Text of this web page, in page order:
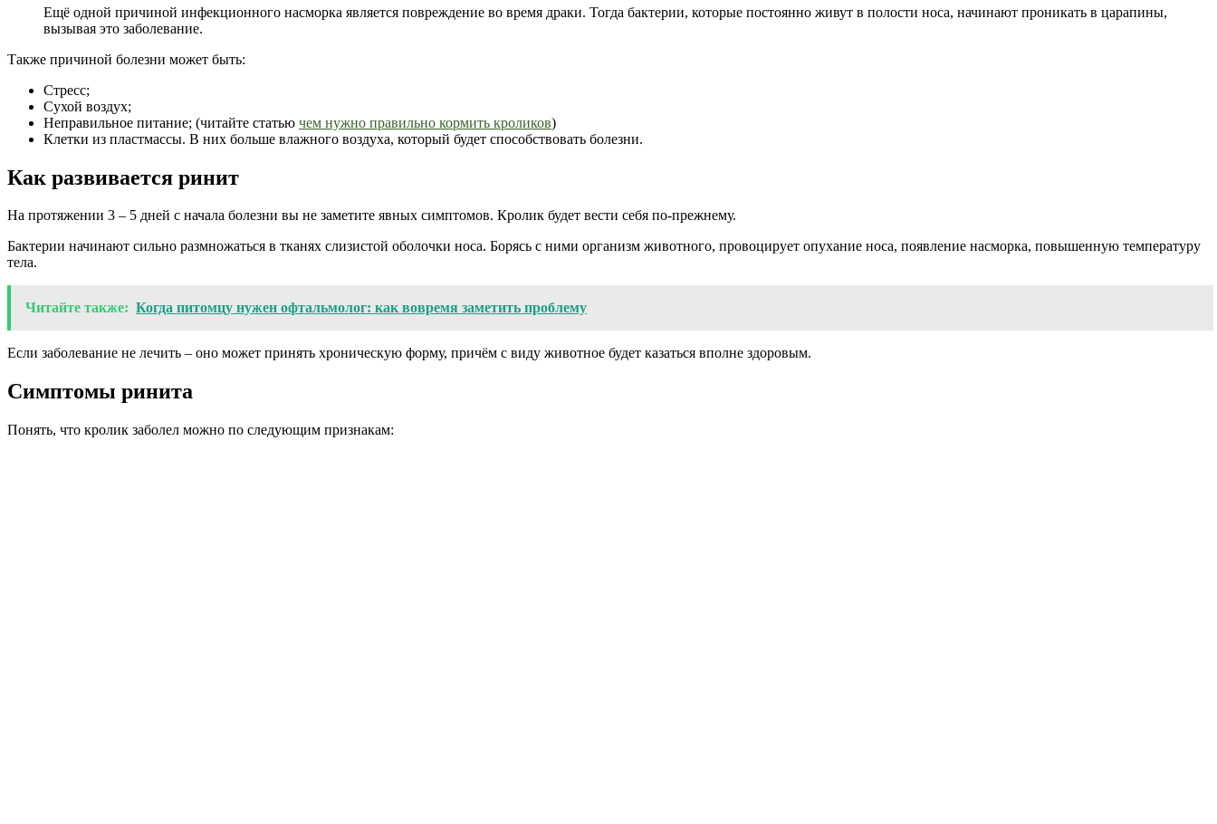
Ещё одной причиной инфекционного насморка является повреждение во время драки. Тогда бактерии, которые постоянно живут в полости носа, начинают проникать в царапины,
вызывая это заболевание.
Также причиной болезни может быть:
Стресс;
Сухой воздух;
Неправильное питание; (читайте статью чем нужно правильно кормить кроликов)
Клетки из пластмассы. В них больше влажного воздуха, который будет способствовать болезни.
Как развивается ринит
На протяжении 3 – 5 дней с начала болезни вы не заметите явных симптомов. Кролик будет вести себя по-прежнему.
Бактерии начинают сильно размножаться в тканях слизистой оболочки носа. Борясь с ними организм животного, провоцирует опухание носа, появление насморка, повышенную температуру
тела.
Читайте также: Когда питомцу нужен офтальмолог: как вовремя заметить проблему
Если заболевание не лечить – оно может принять хроническую форму, причём с виду животное будет казаться вполне здоровым.
Симптомы ринита
Понять, что кролик заболел можно по следующим признакам: